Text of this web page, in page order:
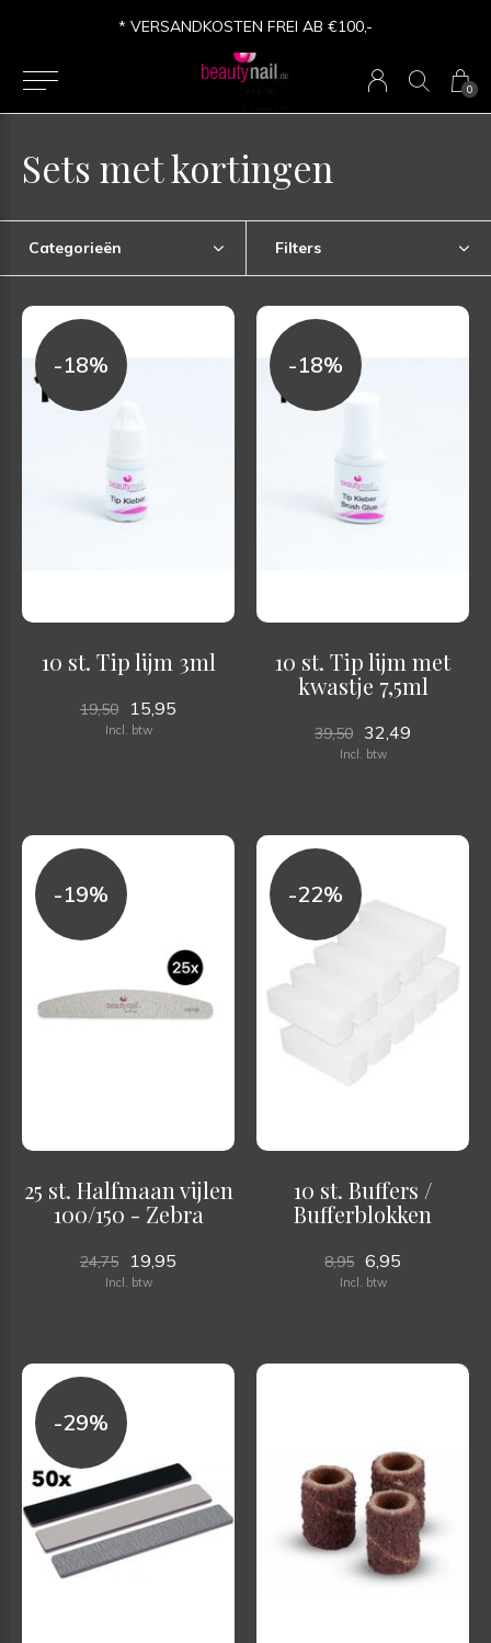
0
* VERSANDKOSTEN FREI AB €100,-
Sets met kortingen
Categorieën Filters
-18%
10 st. Tip lijm 3ml
19,50 15,95
Incl. btw
-18%
10 st. Tip lijm met
kwastje 7,5ml
39,50 32,49
Incl. btw
-19%
25 st. Halfmaan vijlen
100/150 - Zebra
24,75 19,95
Incl. btw
-22%
10 st. Buffers /
Bufferblokken
8,95 6,95
Incl. btw
-29%